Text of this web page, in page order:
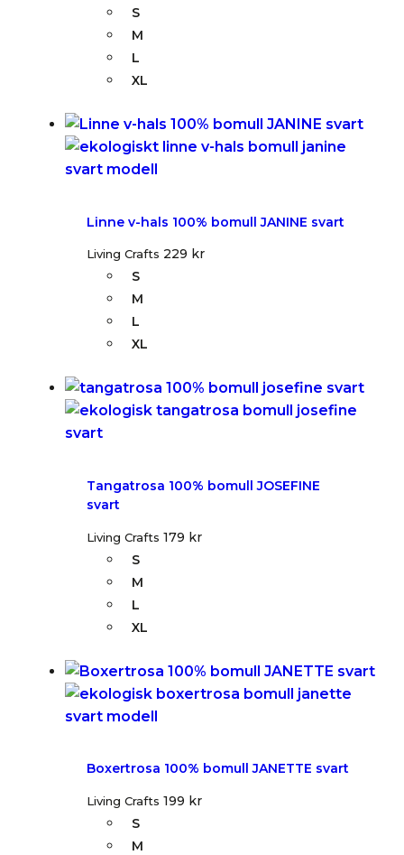
S
M
L
XL
Linne v-hals 100% bomull JANINE svart
Living Crafts 229 kr
S
M
L
XL
Tangatrosa 100% bomull JOSEFINE
svart
Living Crafts 179 kr
S
M
L
XL
Boxertrosa 100% bomull JANETTE svart
Living Crafts 199 kr
S
M